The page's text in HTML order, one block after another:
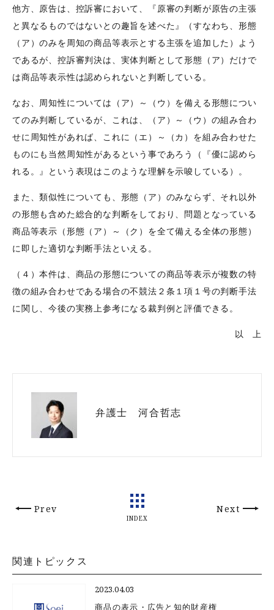
他方、原告は、控訴審において、『原審の判断が原告の主張
と異なるものではないとの趣旨を述べた』（すなわち、形態
（ア）のみを周知の商品等表示とする主張を追加した）よう
であるが、控訴審判決は、実体判断として形態（ア）だけで
は商品等表示性は認められないと判断している。
なお、周知性については（ア）～（ウ）を備える形態につい
てのみ判断しているが、これは、（ア）～（ウ）の組み合わ
せに周知性があれば、これに（エ）～（カ）を組み合わせた
ものにも当然周知性があるという事であろう（『優に認めら
れる。』という表現はこのような理解を示唆している）。
また、類似性についても、形態（ア）のみならず、それ以外
の形態も含めた総合的な判断をしており、問題となっている
商品等表示（形態（ア）～（ク）を全て備える全体の形態）
に即した適切な判断手法といえる。
（４）本件は、商品の形態についての商品等表示が複数の特
徴の組み合わせである場合の不競法２条１項１号の判断手法
に関し、今後の実務上参考になる裁判例と評価できる。
以 上
弁護士 河合哲志
Prev
INDEX
Next
関連トピックス
2023.04.03
商品の表示・広告と知的財産権